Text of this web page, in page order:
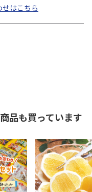
はこちら
品も買っています